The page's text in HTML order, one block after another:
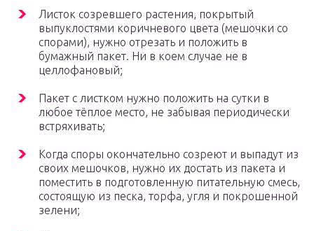
Листок созревшего растения, покрытый
выпуклостями коричневого цвета (мешочки со
спорами), нужно отрезать и положить в
бумажный пакет. Ни в коем случае не в
целлофановый;
Пакет с листком нужно положить на сутки в
любое тёплое место, не забывая периодически
встряхивать;
Когда споры окончательно созреют и выпадут из
своих мешочков, нужно их достать из пакета и
поместить в подготовленную питательную смесь,
состоящую из песка, торфа, угля и покрошенной
зелени;